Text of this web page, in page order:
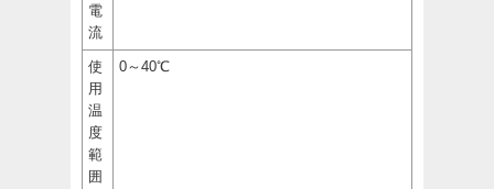
電
流
使
用
温
度
範
囲
0～40℃